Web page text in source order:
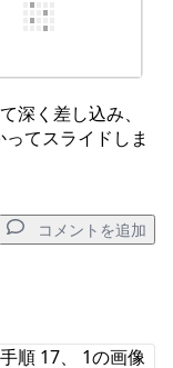
深く差し込み、
てスライドしま
コメントを追加